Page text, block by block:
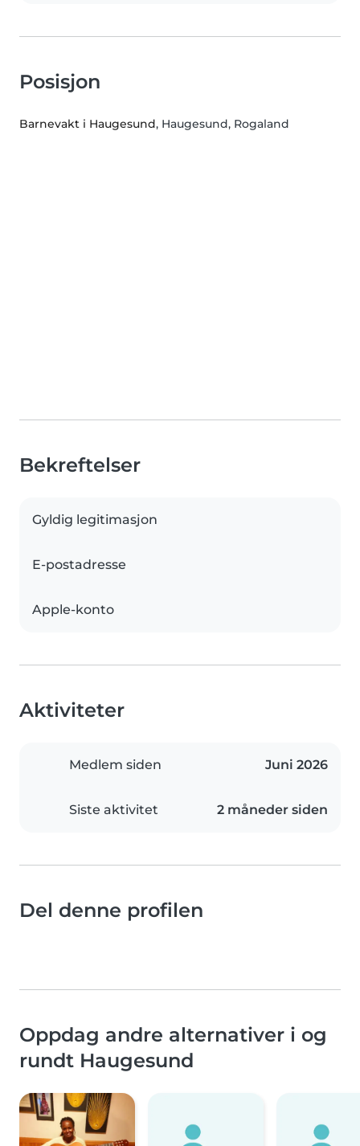
Posisjon
Barnevakt i Haugesund, Haugesund, Rogaland
Bekreftelser
Gyldig legitimasjon
E-postadresse
Apple-konto
Aktiviteter
Medlem siden Juni 2026
Siste aktivitet 2 måneder siden
Del denne profilen
Oppdag andre alternativer i og
rundt Haugesund